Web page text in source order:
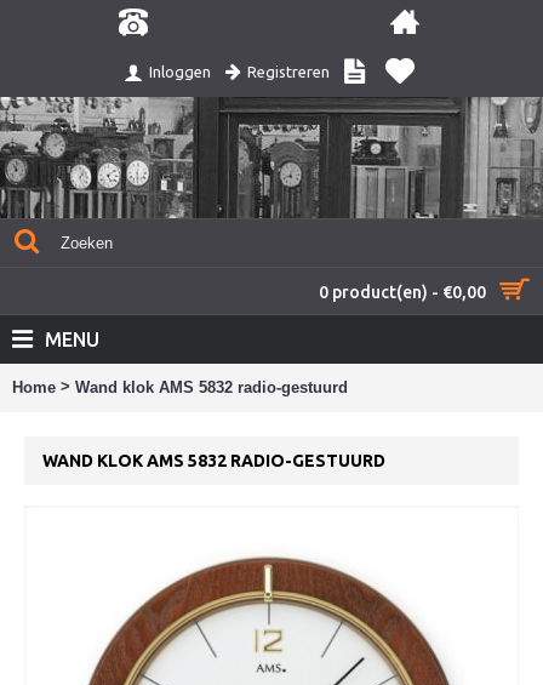
Inloggen Registreren
0 product(en) - €0,00
MENU
Home > Wand klok AMS 5832 radio-gestuurd
WAND KLOK AMS 5832 RADIO-GESTUURD